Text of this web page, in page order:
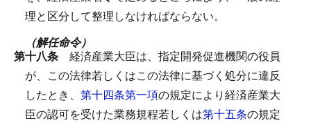
理と区分して整理しなければならない。
（解任命令）
第十八条 経済産業大臣は、指定開発促進機関の役員
が、この法律若しくはこの法律に基づく処分に違反
したとき、 第十四条第一項の規定により経済産業大
臣の認可を受けた業務規程若しくは第十五条の規定